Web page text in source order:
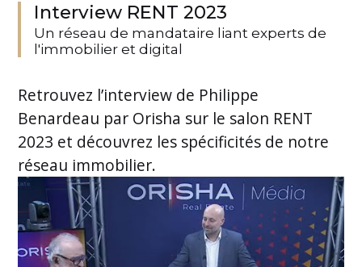
Interview RENT 2023
Un réseau de mandataire liant experts de
l'immobilier et digital
Retrouvez l’interview de Philippe
Benardeau par Orisha sur le salon RENT
2023 et découvrez les spécificités de notre
réseau immobilier.